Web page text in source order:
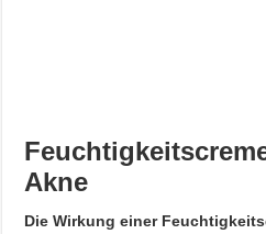
Akne
Die Wirkung einer